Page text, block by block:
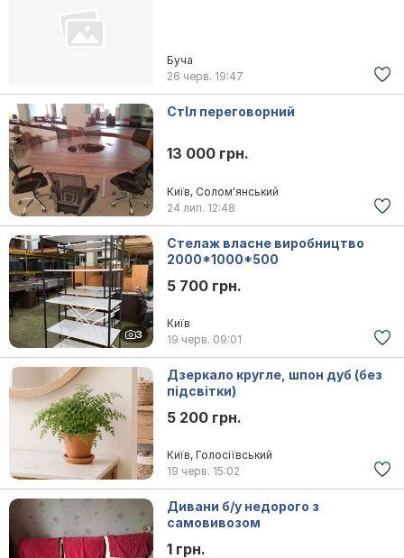
Буча
26 черв. 19:47
СтІл переговорний
13 000 грн.
Київ, Солом'янський
24 лип. 12:48
3
Стелаж власне виробництво
2000*1000*500
5 700 грн.
Київ
19 черв. 09:01
Дзеркало кругле, шпон дуб (без
підсвітки)
5 200 грн.
Київ, Голосіївський
19 черв. 15:02
Дивани б/у недорого з
самовивозом
1 грн.